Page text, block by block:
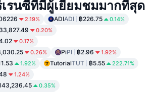
เรนซีที่มีผู้เยี่ยมชมมากที่สุด
2.19% ADIADI ฿226.75 0.14%
0.20%
0.17%
0.26% PiPI ฿2.96 1.92%
1.92% TutorialTUT ฿5.55 222.71%
1.24%
0.35%